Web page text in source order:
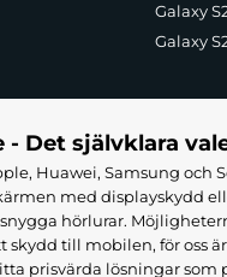
Galaxy
Galaxy
- Det självklara
Huawei, Samsung och
med displayskydd
hörlurar.
skydd till mobilen, för oss
prisvärda lösningar som